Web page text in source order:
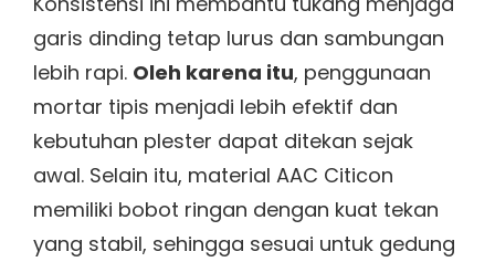
garis dinding tetap lurus dan sambungan
lebih rapi. Oleh karena itu, penggunaan
mortar tipis menjadi lebih efektif dan
kebutuhan plester dapat ditekan sejak
awal. Selain itu, material AAC Citicon
memiliki bobot ringan dengan kuat tekan
yang stabil, sehingga sesuai untuk gedung